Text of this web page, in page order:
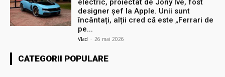
electric, proiectat de Jony Ive, fost
designer șef la Apple. Unii sunt
încântați, alții cred că este „Ferrari de
pe...
Vlad - 26 mai 2026
CATEGORII POPULARE